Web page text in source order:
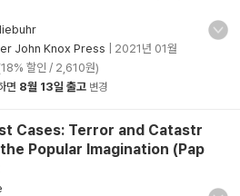
John Knox Press
2021년 01월
할인 / 2,610원)
면 8월 13일 출고 변경
Cases: Terror and Catastr
Popular Imagination (Pap